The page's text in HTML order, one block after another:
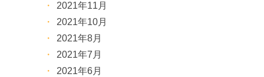
2021年11月
2021年10月
2021年8月
2021年7月
2021年6月